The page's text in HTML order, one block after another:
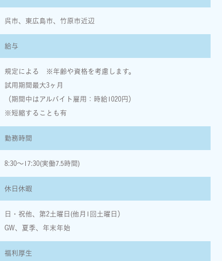
呉市、東広島市、竹原市近辺
給与
規定による ※年齢や資格を考慮します。
試用期間最大3ヶ月
（期間中はアルバイト雇用：時給1020円）
※短縮することも有
勤務時間
8:30〜17:30(実働7.5時間)
休日休暇
日・祝他、第2土曜日(他月1回土曜日）
GW、夏季、年末年始
福利厚生